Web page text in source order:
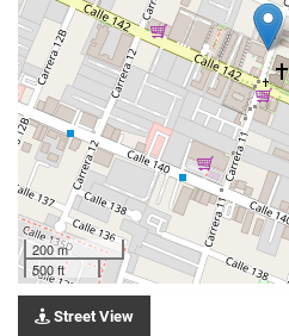
200 m
500 ft
Street View